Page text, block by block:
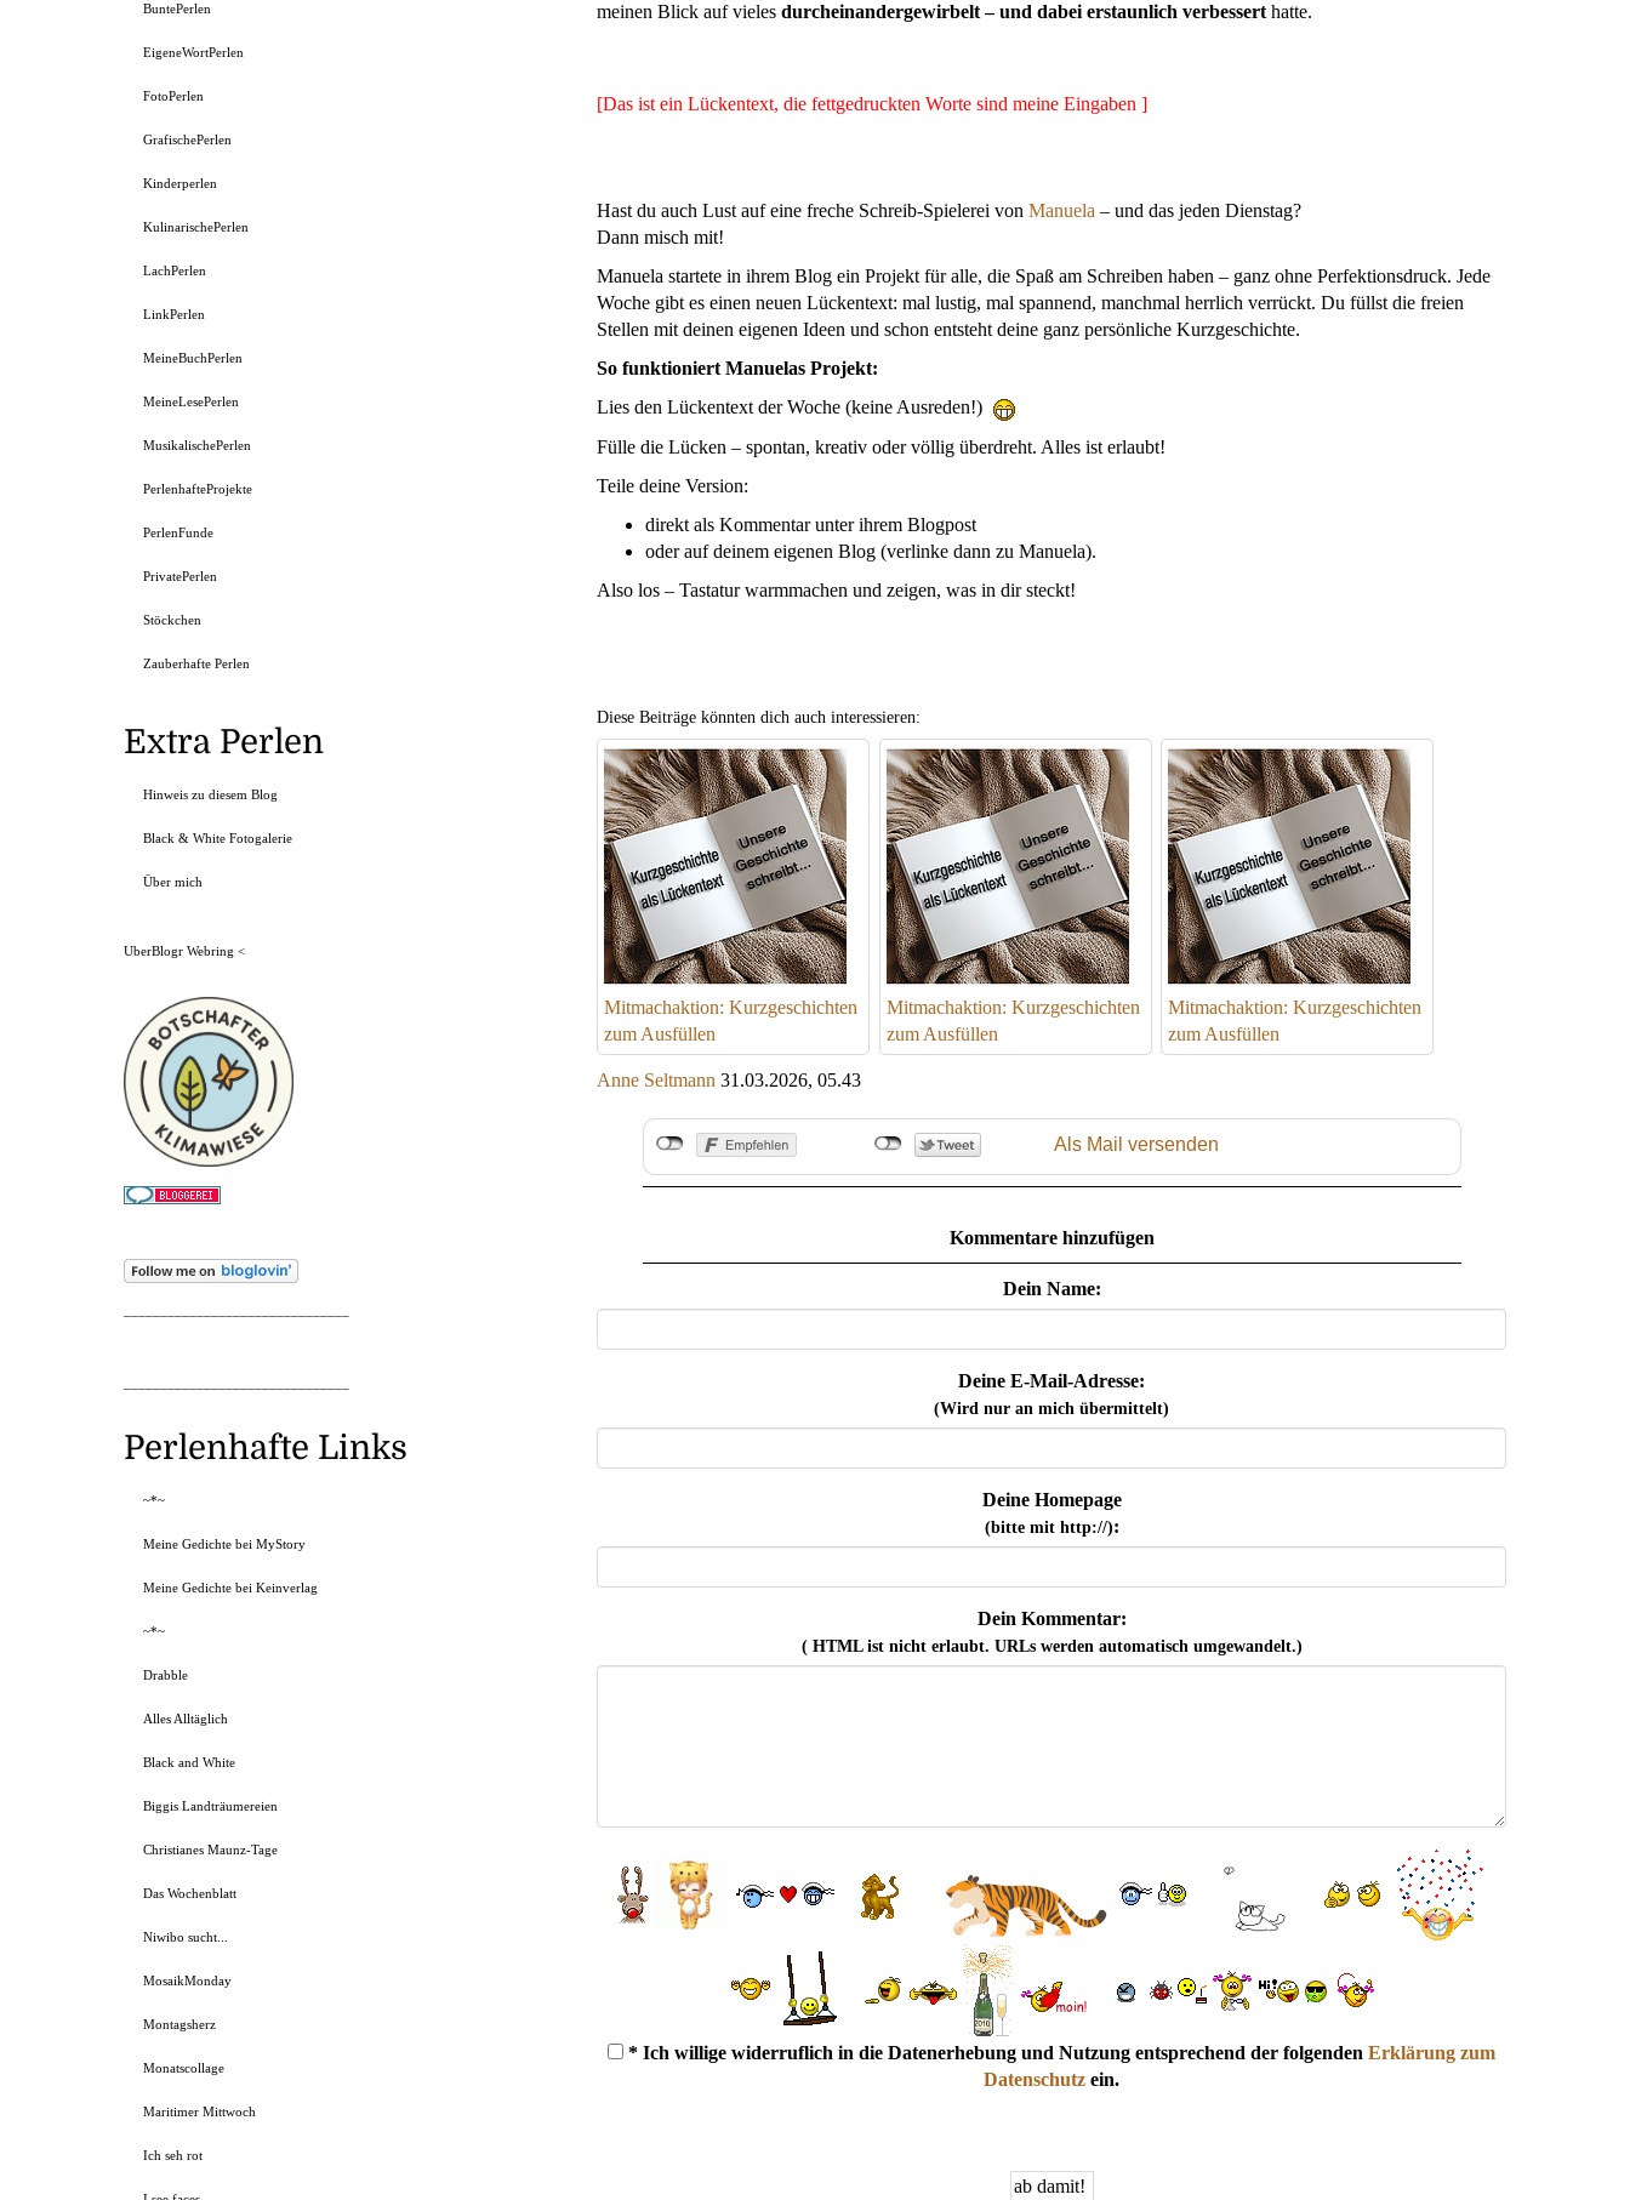
meinen Blick auf vieles durcheinandergewirbelt – und dabei erstaunlich verbessert hatte.
[Das ist ein Lückentext, die fettgedruckten Worte sind meine Eingaben ]
Hast du auch Lust auf eine freche Schreib-Spielerei von Manuela – und das jeden Dienstag?
Dann misch mit!
Manuela startete in ihrem Blog ein Projekt für alle, die Spaß am Schreiben haben – ganz ohne Perfektionsdruck. Jede
Woche gibt es einen neuen Lückentext: mal lustig, mal spannend, manchmal herrlich verrückt. Du füllst die freien
Stellen mit deinen eigenen Ideen und schon entsteht deine ganz persönliche Kurzgeschichte.
So funktioniert Manuelas Projekt:
Lies den Lückentext der Woche (keine Ausreden!)
Fülle die Lücken – spontan, kreativ oder völlig überdreht. Alles ist erlaubt!
Teile deine Version:
direkt als Kommentar unter ihrem Blogpost
oder auf deinem eigenen Blog (verlinke dann zu Manuela).
Also los – Tastatur warmmachen und zeigen, was in dir steckt!
Diese Beiträge könnten dich auch interessieren:
Mitmachaktion: Kurzgeschichten
zum Ausfüllen
Mitmachaktion: Kurzgeschichten
zum Ausfüllen
Mitmachaktion: Kurzgeschichten
zum Ausfüllen
Anne Seltmann 31.03.2026, 05.43
Als Mail versenden
Kommentare hinzufügen
Dein Name:
Deine E-Mail-Adresse:
(Wird nur an mich übermittelt)
Deine Homepage
(bitte mit http://):
Dein Kommentar:
( HTML ist nichterlaubt. URLs werden automatisch umgewandelt.)
* Ich willige widerruflich in die Datenerhebung und Nutzung entsprechend der folgenden Erklärung zum
Datenschutz ein.
BuntePerlen
EigeneWortPerlen
FotoPerlen
GrafischePerlen
Kinderperlen
KulinarischePerlen
LachPerlen
LinkPerlen
MeineBuchPerlen
MeineLesePerlen
MusikalischePerlen
PerlenhafteProjekte
PerlenFunde
PrivatePerlen
Stöckchen
Zauberhafte Perlen
Extra Perlen
Hinweis zu diesem Blog
Black & White Fotogalerie
Über mich
UberBlogr Webring <
Perlenhafte Links
~*~
Meine Gedichte bei MyStory
Meine Gedichte bei Keinverlag
~*~
Drabble
Alles Alltäglich
Black and White
Biggis Landträumereien
Christianes Maunz-Tage
Das Wochenblatt
Niwibo sucht...
MosaikMonday
Montagsherz
Monatscollage
Maritimer Mittwoch
Ich seh rot